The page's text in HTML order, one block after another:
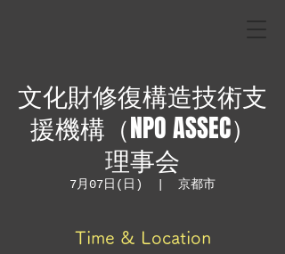
文化財修復構造技術支
援機構（NPO ASSEC）
理事会
7月07日(日) 京都市
Time & Location